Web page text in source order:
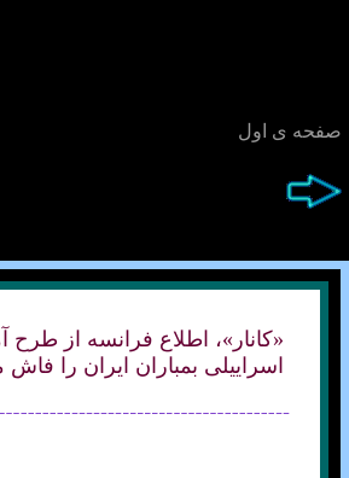
صفحه ی اول
«کانار»، اطلاع فرانسه از طرح
اسراييلی بمباران ايران را